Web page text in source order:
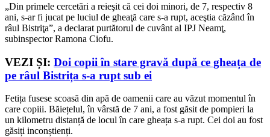
„Din primele cercetări a reieşit că cei doi minori, de 7, respectiv 8
ani, s-ar fi jucat pe luciul de gheaţă care s-a rupt, aceştia căzând în
râul Bistriţa”, a declarat purtătorul de cuvânt al IPJ Neamţ,
subinspector Ramona Ciofu.
VEZI ȘI: Doi copii în stare gravă după ce gheața de
pe râul Bistrița s-a rupt sub ei
Fetița fusese scoasă din apă de oamenii care au văzut momentul în
care copiii. Băiețelul, în vârstă de 7 ani, a fost găsit de pompieri la
un kilometru distanță de locul în care gheața s-a rupt. Cei doi au fost
găsiți inconștienți.